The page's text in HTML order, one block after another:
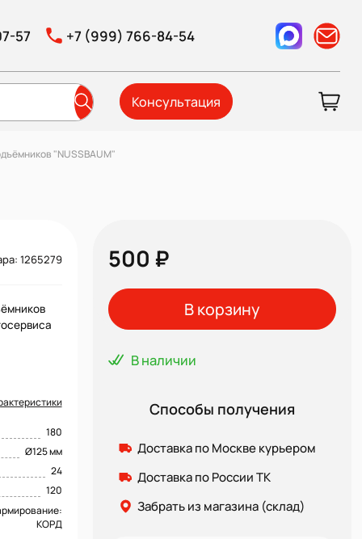
57 +7 (999) 766-84-54
Консультация
"NUSSBAUM"
1265279
180
Ø125 мм
24
120
КОРД
500 ₽
В корзину
В наличии
Способы получения
Доставка по Москве курьером
Доставка по России ТК
Забрать из магазина (склад)